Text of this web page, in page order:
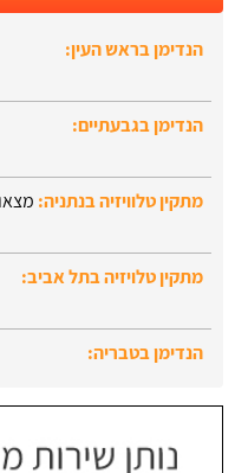
הנדימן בראש העין:
הנדימן בגבעתיים:
מתקין טלוויזיה בנתניה:
מתקין טלויזיה בתל אביב:
הנדימן בטבריה: